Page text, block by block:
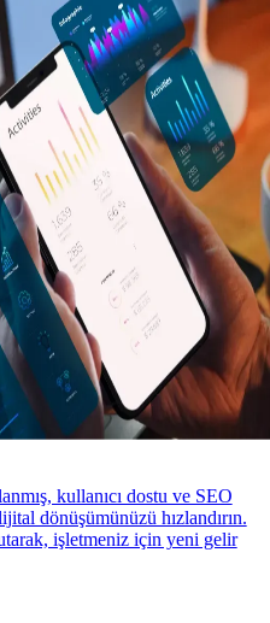
kullanıcı dostu ve SEO
dönüşümünüzü hızlandırın.
işletmeniz için yeni gelir